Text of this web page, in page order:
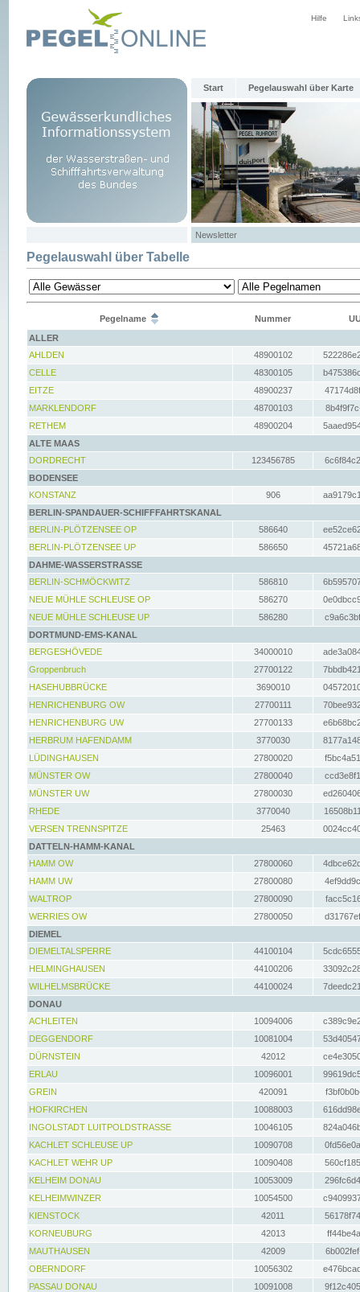
Hilfe
Start Pegelauswahl über Karte
Newsletter
Pegelauswahl über Tabelle
Pegelname Nummer
ALLER
AHLDEN
48900102
CELLE
48300105
EITZE
48900237
MARKLENDORF
48700103
RETHEM
48900204
ALTE MAAS
DORDRECHT
123456785
BODENSEE
KONSTANZ
906
BERLIN-SPANDAUER-SCHIFFFAHRTSKANAL
BERLIN-PLÖTZENSEE OP
586640
BERLIN-PLÖTZENSEE UP
586650
DAHME-WASSERSTRASSE
BERLIN-SCHMÖCKWITZ
586810
NEUE MÜHLE SCHLEUSE OP
586270
NEUE MÜHLE SCHLEUSE UP
586280
DORTMUND-EMS-KANAL
BERGESHÖVEDE
34000010
Groppenbruch
27700122
HASEHUBBRÜCKE
3690010
HENRICHENBURG OW
27700111
HENRICHENBURG UW
27700133
HERBRUM HAFENDAMM
3770030
LÜDINGHAUSEN
27800020
MÜNSTER OW
27800040
MÜNSTER UW
27800030
RHEDE
3770040
VERSEN TRENNSPITZE
25463
DATTELN-HAMM-KANAL
HAMM OW
27800060
HAMM UW
27800080
WALTROP
27800090
WERRIES OW
27800050
DIEMEL
DIEMELTALSPERRE
44100104
HELMINGHAUSEN
44100206
WILHELMSBRÜCKE
44100024
DONAU
ACHLEITEN
10094006
DEGGENDORF
10081004
DÜRNSTEIN
42012
ERLAU
10096001
GREIN
420091
HOFKIRCHEN
10088003
INGOLSTADT LUITPOLDSTRASSE
10046105
KACHLET SCHLEUSE UP
10090708
KACHLET WEHR UP
10090408
KELHEIM DONAU
10053009
KELHEIMWINZER
10054500
KIENSTOCK
42011
KORNEUBURG
42013
MAUTHAUSEN
42009
OBERNDORF
10056302
PASSAU DONAU
10091008